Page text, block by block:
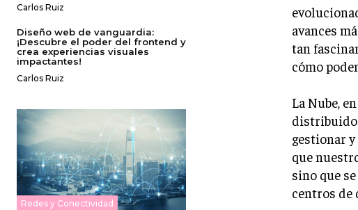
Carlos Ruiz
Diseño web de vanguardia:
¡Descubre el poder del frontend y
crea experiencias visuales
impactantes!
Carlos Ruiz
Redes y Conectividad
avances
tan
cómo
La Nube,
gestionar
que
sino que
centros de